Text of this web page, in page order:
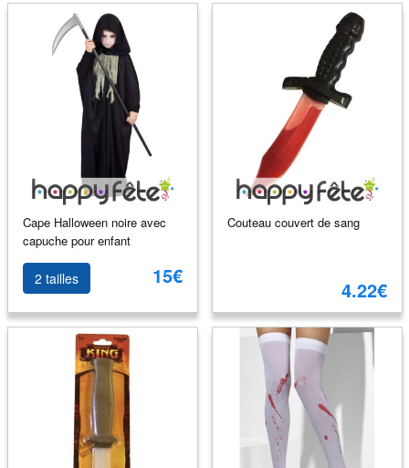
Cape Halloween noire avec
capuche pour enfant
2 tailles 15€
Couteau couvert de sang
4.22€